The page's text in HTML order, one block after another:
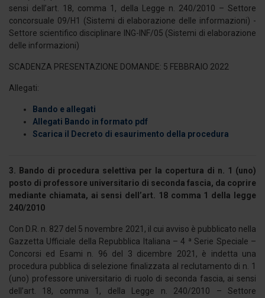
sensi dell’art. 18, comma 1, della Legge n. 240/2010 – Settore
concorsuale 09/H1 (Sistemi di elaborazione delle informazioni) -
Settore scientifico disciplinare ING-INF/05 (Sistemi di elaborazione
delle informazioni)
SCADENZA PRESENTAZIONE DOMANDE: 5 FEBBRAIO 2022
Allegati:
Bando e allegati
Allegati Bando in formato pdf
Scarica il Decreto di esaurimento della procedura
3. Bando di procedura selettiva per la copertura di n. 1 (uno)
posto di professore universitario di seconda fascia, da coprire
mediante chiamata, ai sensi dell’art. 18 comma 1 della legge
240/2010
Con D.R. n. 827 del 5 novembre 2021, il cui avviso è pubblicato nella
Gazzetta Ufficiale della Repubblica Italiana – 4 ª Serie Speciale –
Concorsi ed Esami n. 96 del 3 dicembre 2021, è indetta una
procedura pubblica di selezione finalizzata al reclutamento di n. 1
(uno) professore universitario di ruolo di seconda fascia, ai sensi
dell’art. 18, comma 1, della Legge n. 240/2010 – Settore